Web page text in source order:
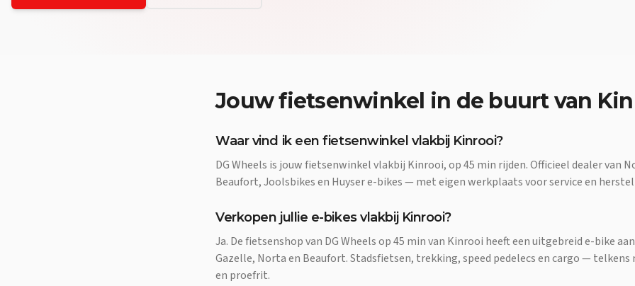
Jouwfietsenwinkel in de buurt van
Waar vind ik een fietsenwinkel vlakbij Kinrooi?
DG Wheels is jouw fietsenwinkel vlakbij Kinrooi, op 45 min rijden. Officieel dealer van
Beaufort, Joolsbikes en Huyser e-bikes — met eigen werkplaats voor service en
Verkopen jullie e-bikes vlakbij Kinrooi?
Ja. De fietsenshop van DG Wheels op 45 min van Kinrooi heeft een uitgebreid e-bike
Gazelle, Norta en Beaufort. Stadsfietsen, trekking, speed pedelecs en cargo — telkens
en proefrit.